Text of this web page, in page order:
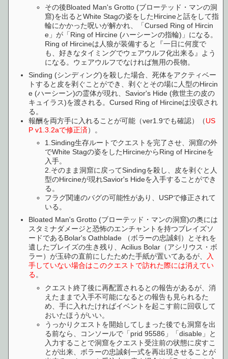
その後Bloated Man's Grotto (ブローテッド・マンの洞
窟)を出るとWhite Stagの姿をしたHircineと話をして指
輪にかかった呪いが解かれ、「Cursed Ring of Hircin
e」が「Ring of Hircine (ハーシーンの指輪)」になる。
Ring of Hircineは人狼が装備すると『一日に何度で
も、好きなタイミングでウェアウルフ化出来る』よう
になる。ウェアウルフでなければ無用の長物。
Sinding (シンディング)を殺した場合、死体をアクティベー
トすると皮を剥ぐことができ、剥ぐとその場に人型のHircin
e (ハーシーン)の霊体が現れ、Savior's Hide (救世主の皮の
キュイラス)を渡される。Cursed Ring of Hircineは没収され
る。
報酬を両方手に入れることが可能（ver1.9でも確認）（US
P v1.3.2aで修正済）。
1.Sinding生存ルートでクエストを完了させ、洞窟の外
でWhite Stagの姿をしたHircineからRing of Hircineを
入手。
2.そのまま洞窟に戻ってSindingを殺し、皮を剥ぐと人
型のHircineが現れSavior's Hideを入手することができ
る。
フラグ関連のバグの可能性があり、USPで修正されて
いる。
Bloated Man's Grotto (ブローテッド・マンの洞窟)の奥には
スタミナダメージと恐怖のエンチャントを持つブレイズソ
ードであるBolar's Oathblade （ボラーの忠誠剣）とそれを
遺したブレイズの生き残り、Acilius Bolar（アシリウス・ボ
ラー）が玉砕の直前にしたためた手紙が置いてあるが、
入
手していない場合はこのクエストで訪れた際には消えてい
る。
クエスト終了後に再配置されるとの報告があるが、消
えたままで入手不可能になるとの報告も見られるた
め、手に入れたければイベントを起こす前に回収して
おいたほうがいい。
うっかりクエストを開始してしまった後でも洞窟を出
る前なら、コンソールで「prid 95586」「disable」と
入力することで洞窟をクエスト受注前の状態に戻すこ
とが出来、ボラーの忠誠剣一式を再出現させることが